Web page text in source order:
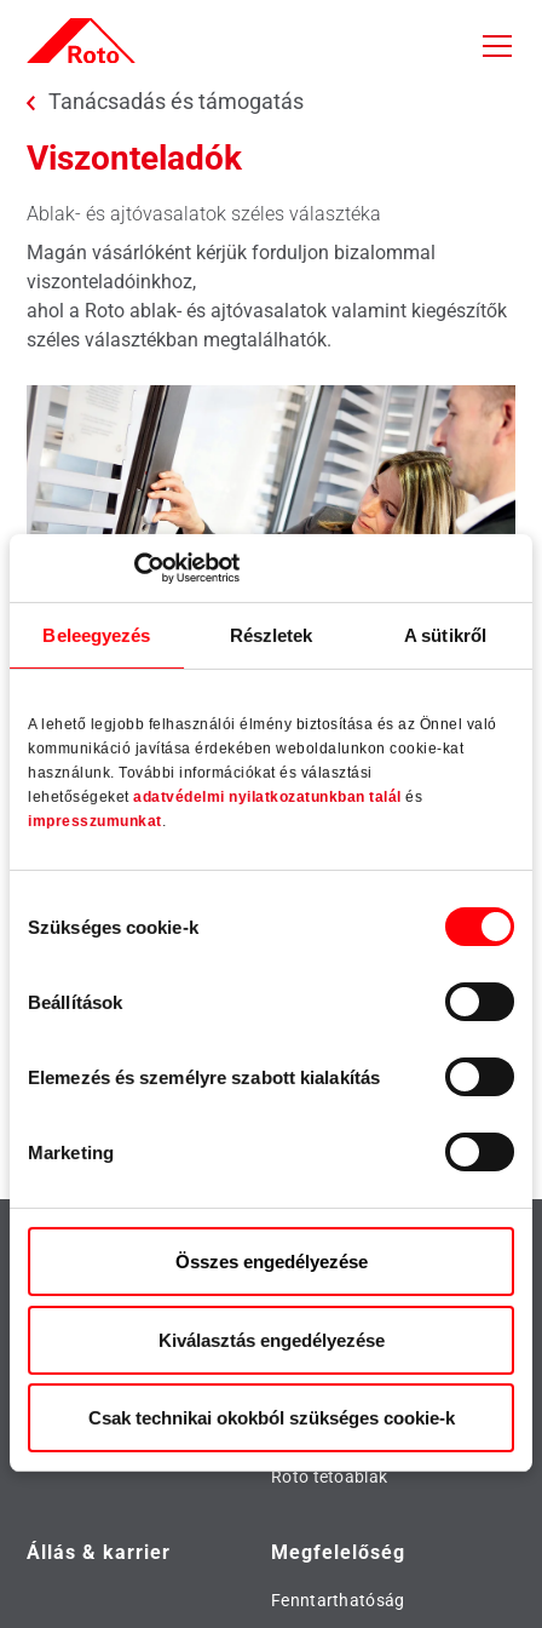
Beleegyezés Részletek A sütikről
A lehető legjobb felhasználói élmény biztosítása és az Önnel való
kommunikáció javítása érdekében weboldalunkon cookie-kat
használunk. További információkat és választási
lehetőségeket adatvédelmi nyilatkozatunkban talál és
impresszumunkat.
kiválasztása
Szükséges cookie-k
Beállítások
Elemezés és személyre szabott kialakítás
Marketing
Összes engedélyezése
Kiválasztás engedélyezése
Csak technikai okokból szükséges cookie-k
Skip to main content
You are here:
Tanácsadás és támogatás
Viszonteladók
Ablak- és ajtóvasalatok széles választéka
Magán vásárlóként kérjük forduljon bizalommal
viszonteladóinkhoz,
ahol a Roto ablak- és ajtóvasalatok valamint kiegészítők
széles választékban megtalálhatók.
Budapest
Fontos
Roto tetőablak
Állás & karrier Megfelelőség
Fenntarthatóság